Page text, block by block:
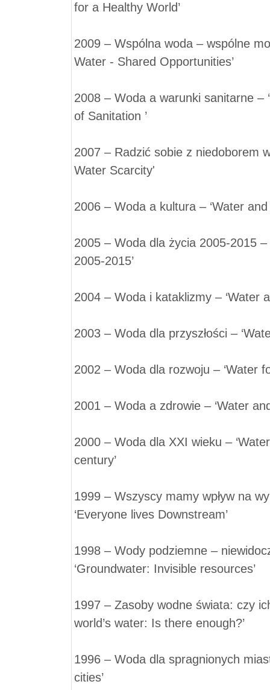
for a Healthy World’
2009 – Wspólna woda – wspólne
Water - Shared Opportunities’
2008 – Woda a warunki sanitarne –
of Sanitation ’
2007 – Radzić sobie z niedoborem
Water Scarcity'
2006 – Woda a kultura – ‘Water and
2005 – Woda dla życia 2005-2015 –
2005-2015’
2004 – Woda i kataklizmy – ‘Water
2003 – Woda dla przyszłości –
2002 – Woda dla rozwoju – ‘Water
2001 – Woda a zdrowie – ‘Water
2000 – Woda dla XXI wieku –
century’
1999 – Wszyscy mamy wpływ na
‘Everyone lives Downstream’
1998 – Wody podziemne –
‘Groundwater: Invisible resources’
1997 – Zasoby wodne świata: czy
world’s water: Is there enough?’
1996 – Woda dla spragnionych
cities’